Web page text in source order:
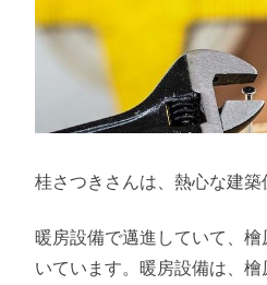
桂さつきさんは、熱心な建築
暖房設備で邁進していて、
いています。暖房設備は、